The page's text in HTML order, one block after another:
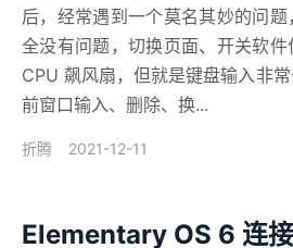
后，经常遇到一个莫名其妙的问
全没有问题，切换页面、开关软
CPU 飙风扇，但就是键盘输入非
前窗口输入、删除、换...
折腾 2021-12-11
Elementary OS 6 连